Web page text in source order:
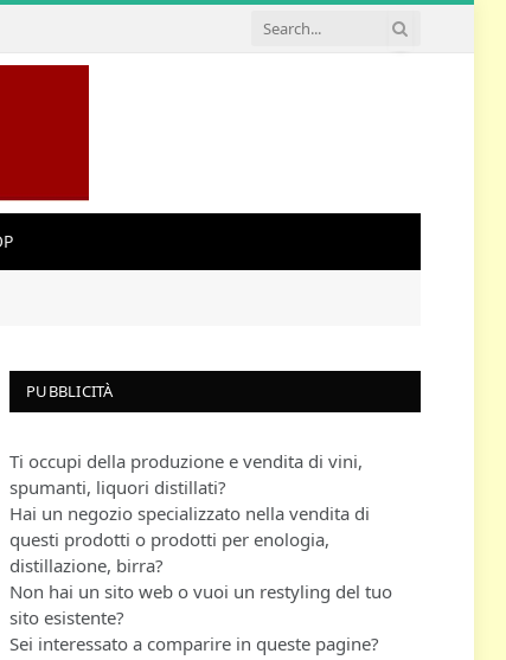
PUBBLICITÀ
Ti occupi della produzione e vendita di vini,
spumanti, liquori distillati?
Hai un negozio specializzato nella vendita di
questi prodotti o prodotti per enologia,
distillazione, birra?
Non hai un sito web o vuoi un restyling del tuo
sito esistente?
Sei interessato a comparire in queste pagine?